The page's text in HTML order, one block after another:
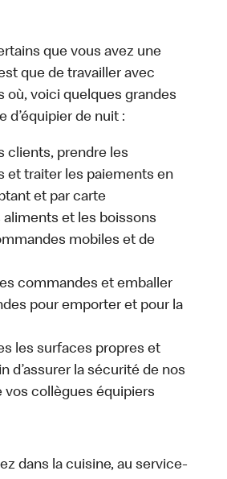
que vous avez une
que de travailler avec
où, voici quelques grandes
d’équipier de nuit :
clients, prendre les
et traiter les paiements en
et par carte
aliments et les boissons
mobiles et de
commandes et emballer
pour emporter et pour la
les surfaces propres et
d’assurer la sécurité de nos
vos collègues équipiers
dans la cuisine, au service-